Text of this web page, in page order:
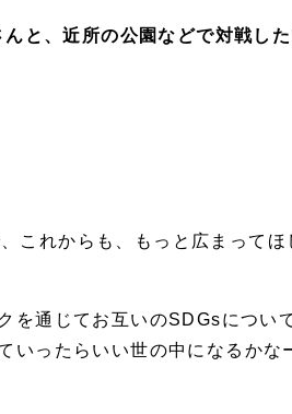
と、近所の公園などで対戦した
これからも、もっと広まってほ
を通じてお互いのSDGsについ
ったらいい世の中になるかな